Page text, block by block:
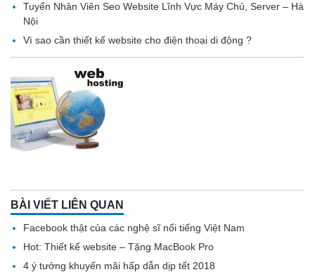
Tuyển Nhân Viên Seo Website Lĩnh Vực Máy Chủ, Server – Hà
Nội
Vì sao cần thiết kế website cho điện thoại di động ?
BÀI VIẾT LIÊN QUAN
Facebook thật của các nghệ sĩ nổi tiếng Việt Nam
Hot: Thiết kế website – Tặng MacBook Pro
4 ý tưởng khuyến mãi hấp dẫn dịp tết 2018